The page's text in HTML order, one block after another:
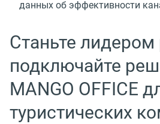
данных об эффективности
Станьте
подключайте
MANGO OFFICE
туристических